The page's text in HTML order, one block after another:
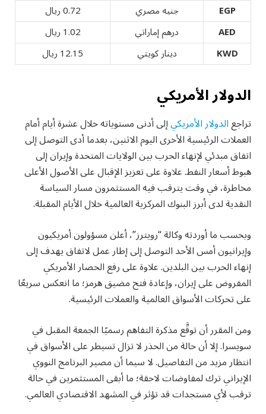
EGP
جنيه مصري
0.72 ريال
AED
درهم إماراتي
1.02 ريال
KWD
دينار كويتي 12.15 ريال
الدولار الأمريكي
تراجعالدولار الأمريكيإلى أدنى مستوياته خلال عشرة أيام أمام
العملات الرئيسية الأخرى اليوم الاثنين، بعدما أدى التوصل إلى
اتفاق مبدئي لإنهاء الحرب بين الولايات المتحدة وإيران إلى
هبوط أسعار النفط. علاوة على تعزيز الإقبال على الأصول الأعلى
مخاطرة، في وقت يترقب فيه المستثمرون مسار السياسة
النقدية لدى أبرز البنوك المركزية العالمية خلال الأيام المقبلة.
وبحسب ما أوردته وكالة “رويترز”، أعلن مسؤولون أمريكيون
وإيرانيون أمس الأحد التوصل إلى إطار عمل لاتفاق يهدف إلى
إنهاء الحرب بين البلدين. علاوة على رفع الحصار الأمريكي
المفروض على إيران، وإعادة فتح مضيق هرمز؛ ما انعكس سريعًا
على تحركات الأسواق العالمية والعملات الرئيسية.
ومن المقرر أن توقَّع مذكرة التفاهم رسميًا الجمعة المقبل في
سويسرا. إلا أن حالة من الحذر لا تزال تسيطر على الأسواق في
انتظار مزيد من التفاصيل. لا سيما أن مصير البرنامج النووي
الإيراني ترك لمفاوضات لاحقة؛ ما أبقى المستثمرين في حالة
ترقب لأي مستجدات قد تؤثر في المشهد الاقتصادي العالمي.